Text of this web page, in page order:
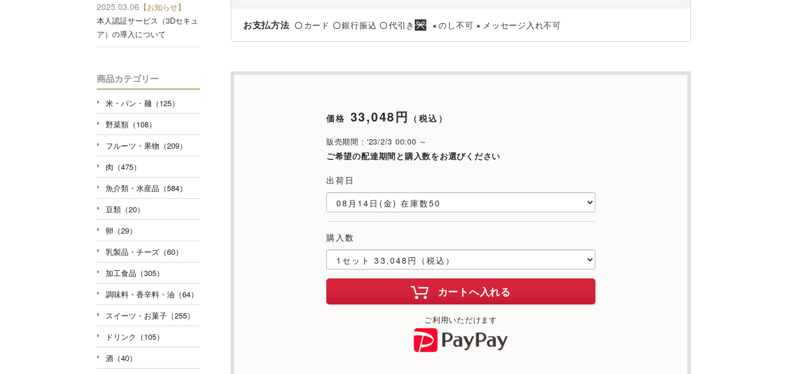
お支払方法 〇 カード 〇銀行振込 〇代引き × のし不可 × メッセージ入れ不可
価格 33,048円 （税込）
販売期間：'23/2/3 00:00 ～
ご希望の配達期間と購入数をお選びください
出荷日
購入数
カートへ入れる
ご利用いただけます
2025.03.06 【お知らせ】
本人認証サービス（3Dセキュ
ア）の導入について
商品カテゴリー
米・パン・麺（125）
野菜類（108）
フルーツ・果物（209）
肉（475）
魚介類・水産品（584）
豆類（20）
卵（29）
乳製品・チーズ（60）
加工食品（305）
調味料・香辛料・油（64）
スイーツ・お菓子（255）
ドリンク（105）
酒（40）